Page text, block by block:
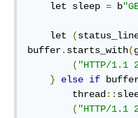
    let sleep
= b
    let
(
buffer. starts_with(
( "HTTP/1.1
}
else if
        thread
::
( "HTTP/1.1